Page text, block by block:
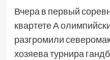
Вчера в первый
квартете А
разгромили
хозяева турнира